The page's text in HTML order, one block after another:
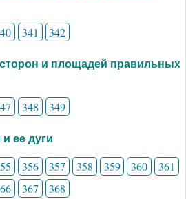
341 342
и площадей правильных
348 349
ее дуги
356 357 358 359 360
361
367 368